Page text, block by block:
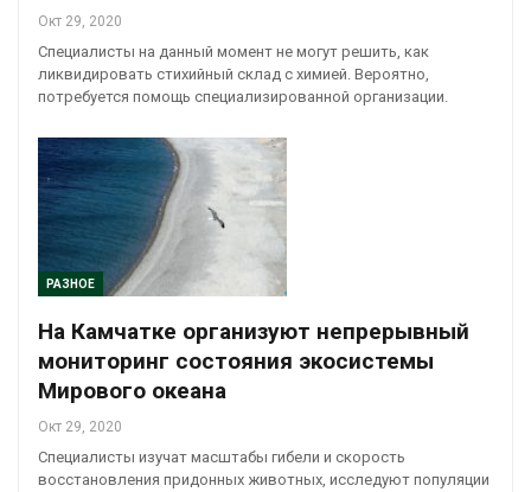
Окт 29, 2020
Специалисты на данный момент не могут решить, как
ликвидировать стихийный склад с химией. Вероятно,
потребуется помощь специализированной организации.
РАЗНОЕ
На Камчатке организуют непрерывный
мониторинг состояния экосистемы
Мирового океана
Окт 29, 2020
Специалисты изучат масштабы гибели и скорость
восстановления придонных животных, исследуют популяции